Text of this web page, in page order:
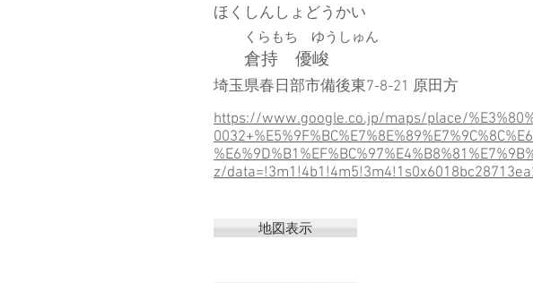
ほくしんしょどうかい
くらもち ゆうしゅん
倉持 優峻
埼玉県春日部市備後東7-8-21 原田方
https://www.google.co.jp/maps/place/
z/
地図表示